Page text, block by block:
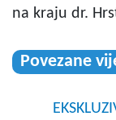
na kraju dr.
Povezane